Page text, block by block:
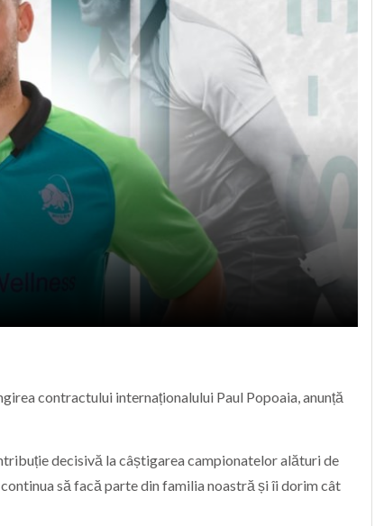
Italia, după ce i s-a făcut rău în timp ce lucra la
de Kati Szabo
Recea, Maramureș, sunt din nou campioni naționali
să reducă consumul de energie
contractului internaționalului Paul Popoaia, anunță
decisivă la câștigarea campionatelor alături de
să facă parte din familia noastră și îi dorim cât